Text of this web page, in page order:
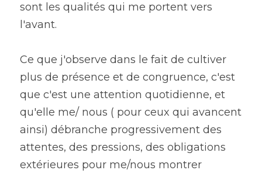
sont les qualités qui me portent vers
l'avant.
Ce que j'observe dans le fait de cultiver
plus de présence et de congruence, c'est
que c'est une attention quotidienne, et
qu'elle me/ nous ( pour ceux qui avancent
ainsi) débranche progressivement des
attentes, des pressions, des obligations
extérieures pour me/nous montrer